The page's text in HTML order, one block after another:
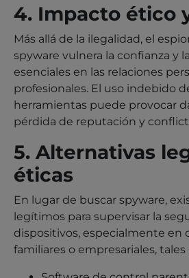
4. Impacto ético
Más allá de la ilegalidad, el
spyware vulnera la confianza y
esenciales en las relaciones
profesionales. El uso indebido
herramientas puede provocar
pérdida de reputación y
5. Alternativas
éticas
En lugar de buscar spyware,
legítimos para supervisar la
dispositivos, especialmente en
familiares o empresariales, tales